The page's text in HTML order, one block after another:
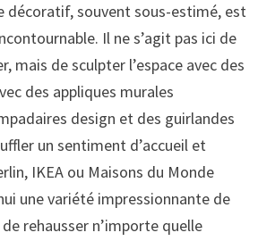
décoratif, souvent sous-estimé, est
Il ne s’agit pas ici de
mais de sculpter l’espace avec des
des appliques murales
design et des guirlandes
un sentiment d’accueil et
IKEA ou Maisons du Monde
une variété impressionnante de
rehausser n’importe quelle